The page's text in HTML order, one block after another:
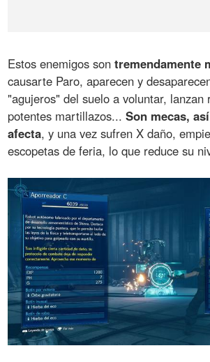
Estos enemigos sontremendamente
causarte Paro, aparecen y
"agujeros" del suelo a voluntar, lanzan
potentes martillazos...Son mecas,
afecta, y una vez sufren X daño,
escopetas de feria, lo que reduce su